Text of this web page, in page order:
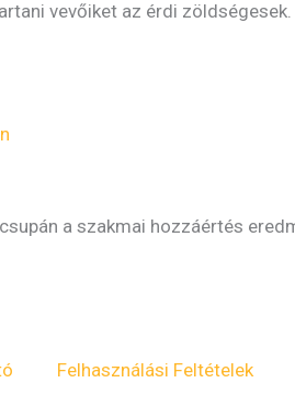
vevőiket az érdi zöldségesek.
a szakmai hozzáértés
Felhasználási Feltételek